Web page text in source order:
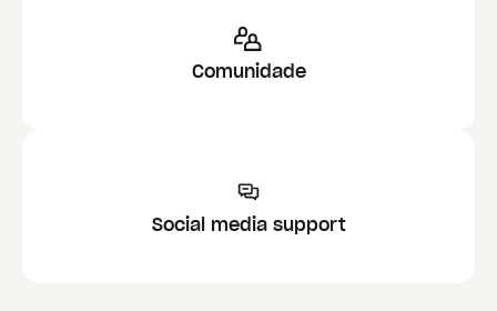
Comunidade
Social media support